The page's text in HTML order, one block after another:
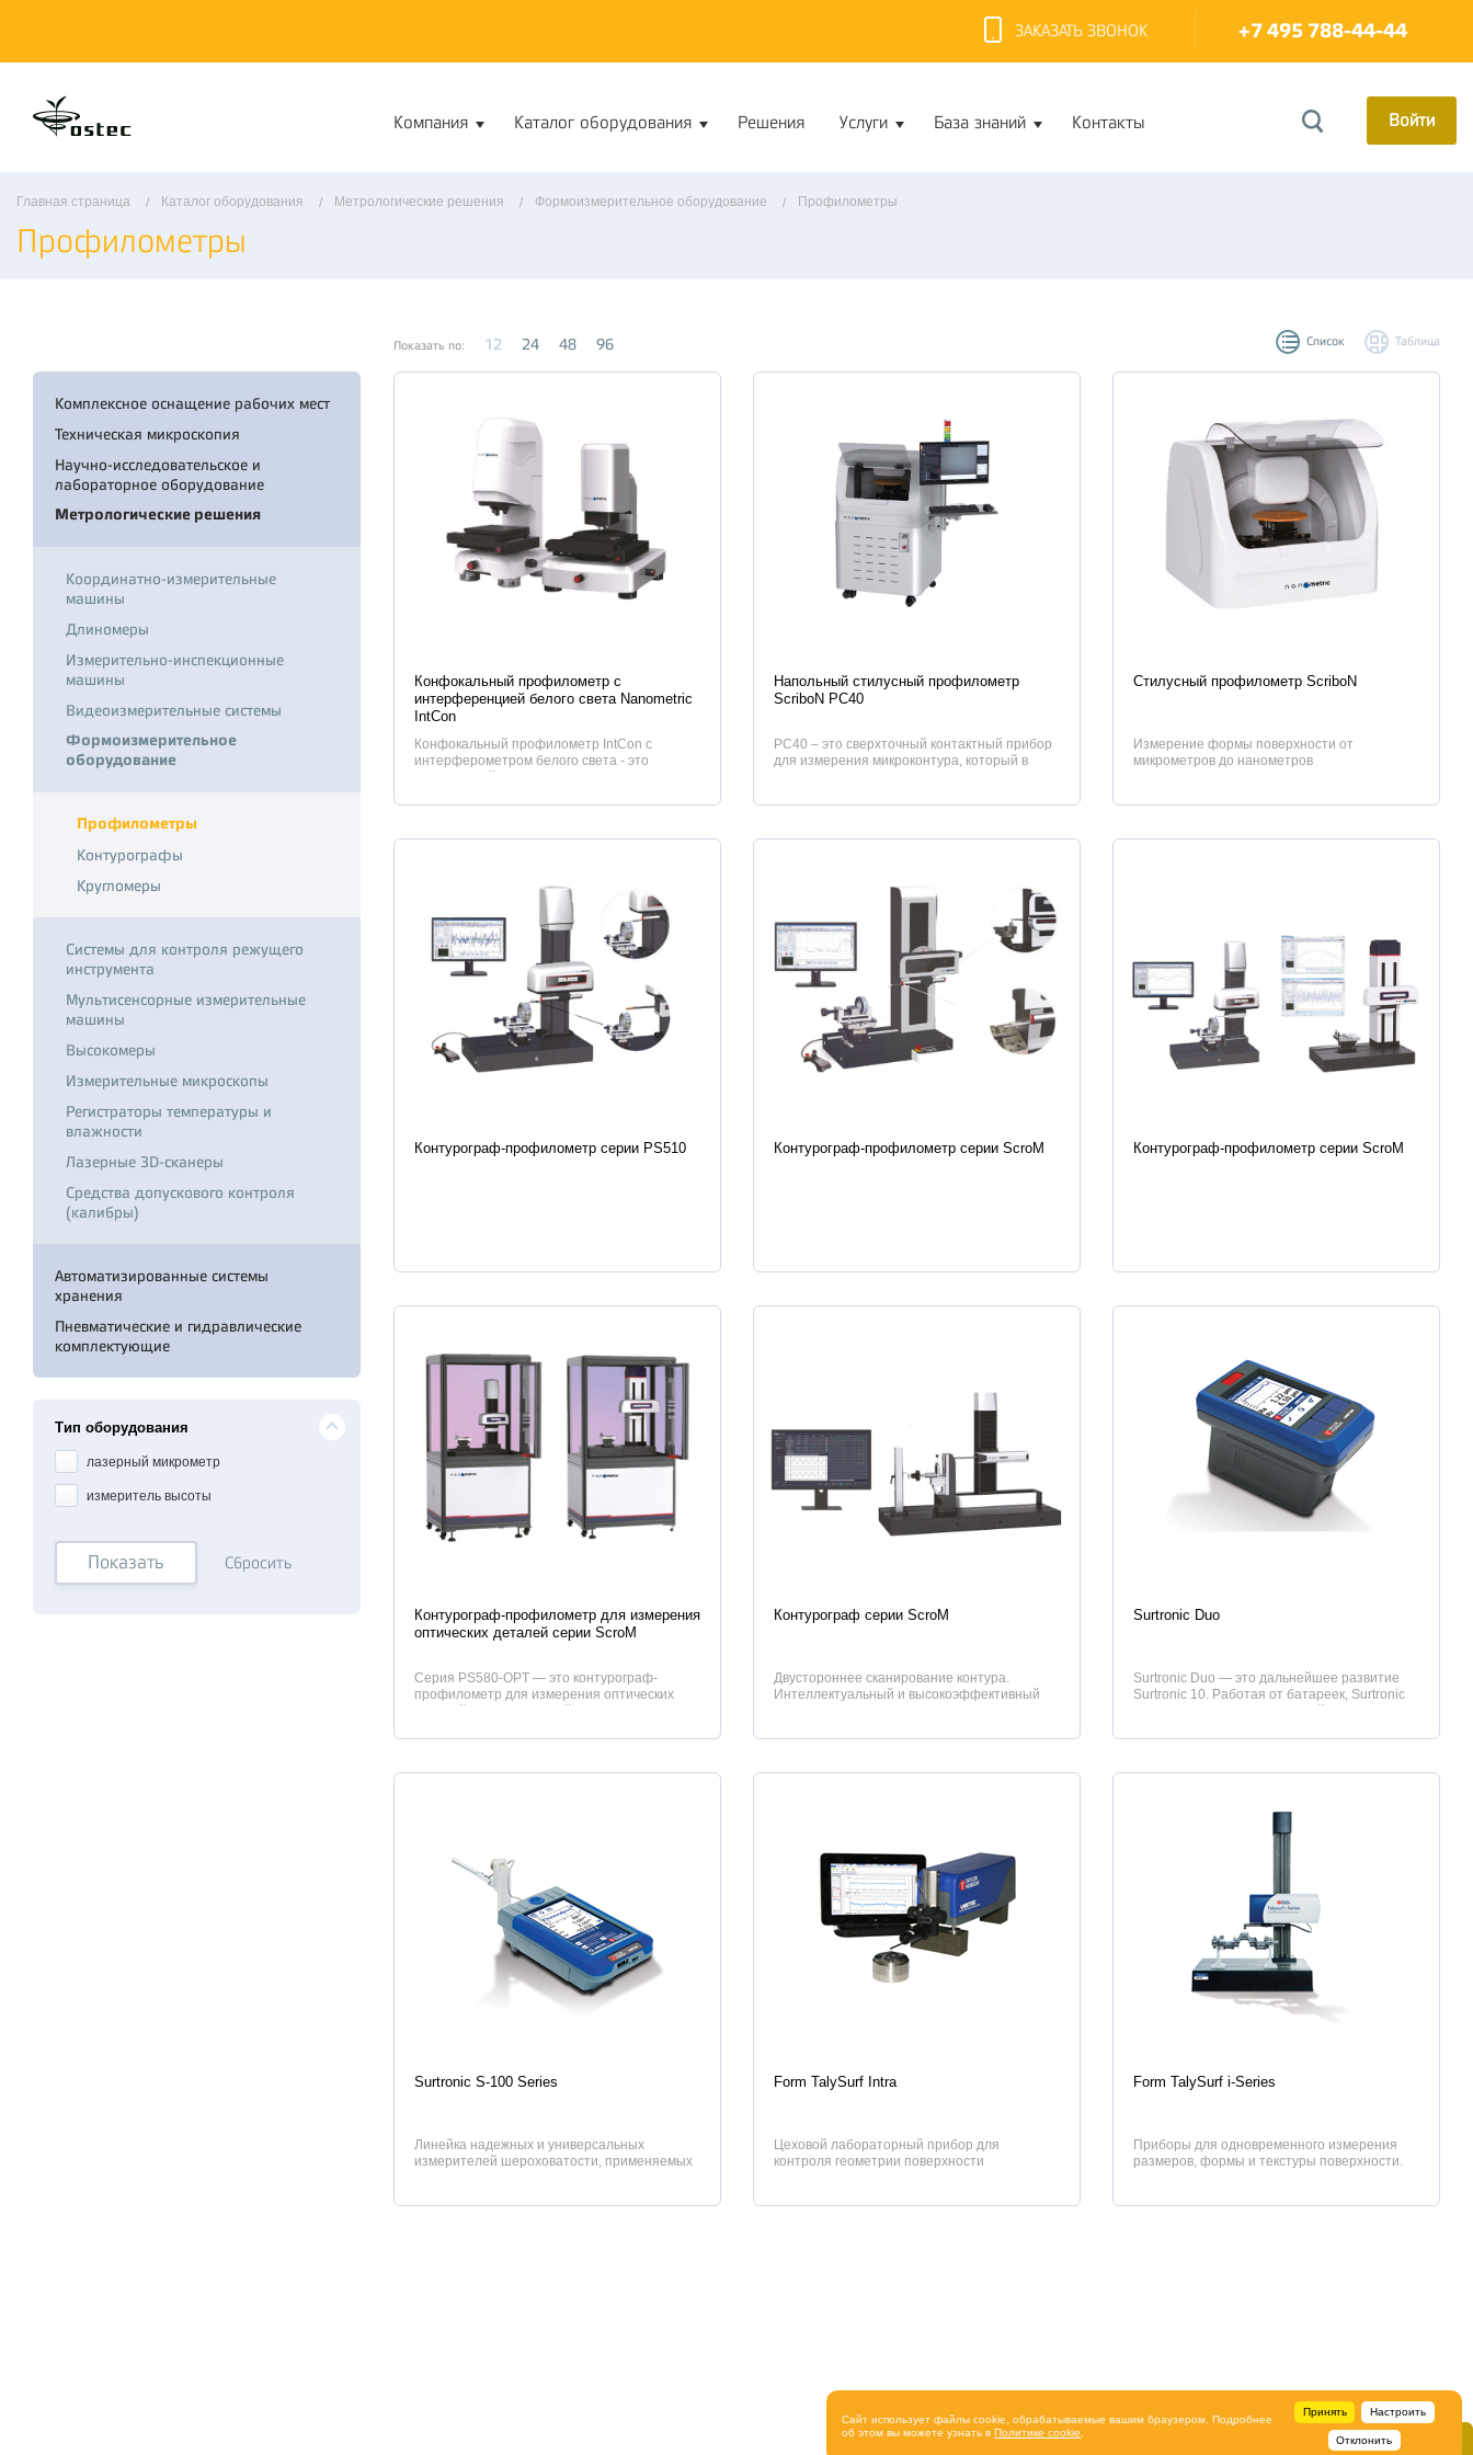
ЗАКАЗАТЬ ЗВОНОК +7 495 788-44-44
Компания Каталог оборудования Решения Услуги База знаний Контакты Войти
Главная страница Каталог оборудования Метрологические решения Формоизмерительное оборудование Профилометры
Профилометры
Показать по: 12 24 48 96 Список Таблица
Конфокальный профилометр с
интерференцией белого света Nanometric
IntCon
Конфокальный профилометр IntCon с
интерферометром белого света - это
Напольный стилусный профилометр
ScriboN PC40
PC40 – это сверхточный контактный прибор
для измерения микроконтура, который в
Стилусный профилометр ScriboN
Измерение формы поверхности от
микрометров до нанометров
Контурограф-профилометр серии PS510 Контурограф-профилометр серии ScroM Контурограф-профилометр серии ScroM
Контурограф-профилометр для измерения
оптических деталей серии ScroM
Серия PS580-OPT — это контурограф-
профилометр для измерения оптических
Контурограф серии ScroM
Двустороннее сканирование контура.
Интеллектуальный и высокоэффективный
Surtronic Duo
Surtronic Duo — это дальнейшее развитие
Surtronic 10. Работая от батареек, Surtronic
Surtronic S-100 Series
Линейка надежных и универсальных
измерителей шероховатости, применяемых
Form TalySurf Intra
Цеховой лабораторный прибор для
контроля геометрии поверхности
Form TalySurf i-Series
Приборы для одновременного измерения
размеров, формы и текстуры поверхности.
Комплексное оснащение рабочих мест
Техническая микроскопия
Научно-исследовательское и
лабораторное оборудование
Метрологические решения
Координатно-измерительные
машины
Длиномеры
Измерительно-инспекционные
машины
Видеоизмерительные системы
Формоизмерительное
оборудование
Профилометры
Контурографы
Кругломеры
Системы для контроля режущего
инструмента
Мультисенсорные измерительные
машины
Высокомеры
Измерительные микроскопы
Регистраторы температуры и
влажности
Лазерные 3D-сканеры
Средства допускового контроля
(калибры)
Автоматизированные системы
хранения
Пневматические и гидравлические
комплектующие
Тип оборудования
лазерный микрометр
измеритель высоты
Показать Сбросить
Свяжитесь с нами
Сайт использует файлы cookie, обрабатываемые вашим браузером. Подробнее
об этом вы можете узнать вПолитике cookie
Принять Настроить
Отклонить